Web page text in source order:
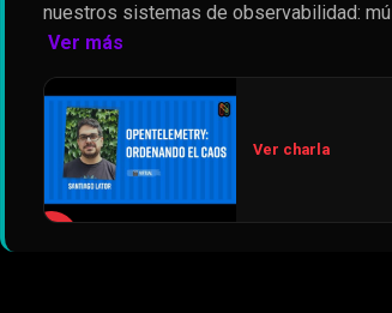
nuestros sistemas de observabilidad:
Ver más
Ver charla